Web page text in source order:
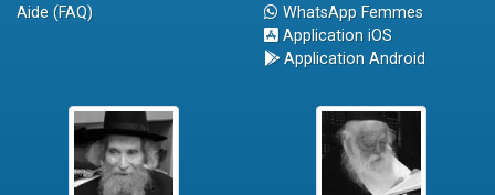
Aide (FAQ)
WhatsApp Femmes
Application iOS
Application Android